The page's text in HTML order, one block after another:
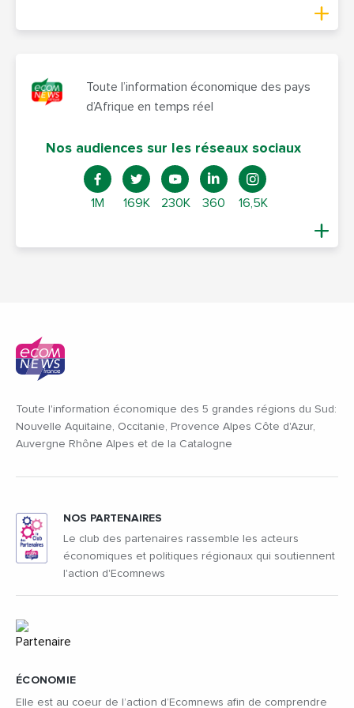
Toute l’information économique des pays
d’Afrique en temps réel
Nos audiences sur les réseaux sociaux
1M 169K 230K 360 16,5K
Toute l'information économique des 5 grandes régions du Sud:
Nouvelle Aquitaine, Occitanie, Provence Alpes Côte d'Azur,
Auvergne Rhône Alpes et de la Catalogne
ÉCONOMIE
Elle est au coeur de l’action d’Ecomnews afin de comprendre
NOS PARTENAIRES
Le club des partenaires rassemble les acteurs
économiques et politiques régionaux qui soutiennent
l'action d'Ecomnews